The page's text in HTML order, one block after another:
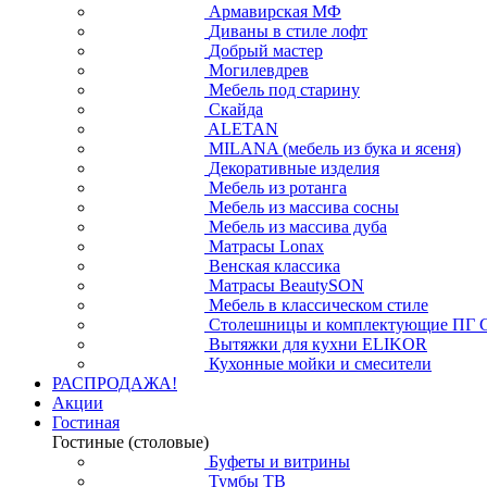
Армавирская МФ
Диваны в стиле лофт
Добрый мастер
Могилевдрев
Мебель под старину
Скайда
ALETAN
MILANA (мебель из бука и ясеня)
Декоративные изделия
Мебель из ротанга
Мебель из массива сосны
Мебель из массива дуба
Матрасы Lonax
Венская классика
Матрасы BeautySON
Мебель в классическом стиле
Столешницы и комплектующие ПГ
Вытяжки для кухни ELIKOR
Кухонные мойки и смесители
РАСПРОДАЖА!
Акции
Гостиная
Гостиные (столовые)
Буфеты и витрины
Тумбы ТВ